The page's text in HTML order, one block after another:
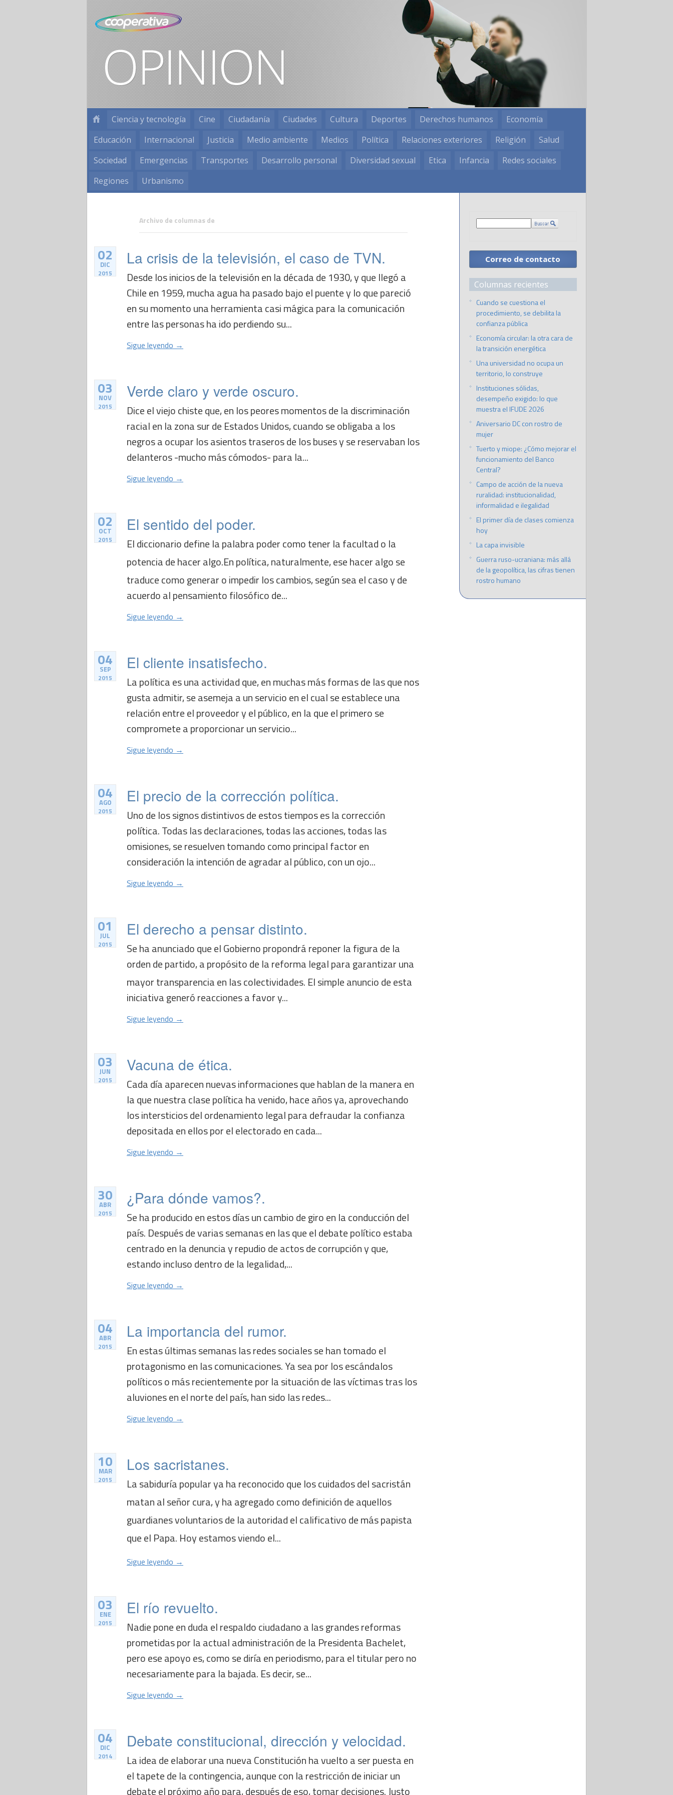
Ciencia y tecnología Cine Ciudadanía Ciudades Cultura Deportes Derechos humanos
Economía
Educación
Internacional Justicia Medio ambiente Medios Política Relaciones exteriores Religión
Salud
Sociedad
Emergencias Transportes Desarrollo personal Diversidad sexual Etica Infancia
Redes sociales
Regiones
Urbanismo
Archivo de columnas de
02
DIC
2015
La crisis de la televisión, el caso de TVN.
Desde los inicios de la televisión en la década de 1930, y que llegó a
Chile en 1959, mucha agua ha pasado bajo el puente y lo que pareció
en su momento una herramienta casi mágica para la comunicación
entre las personas ha ido perdiendo su...
Sigue leyendo →
03
NOV
2015
Verde claro y verde oscuro.
Dice el viejo chiste que, en los peores momentos de la discriminación
racial en la zona sur de Estados Unidos, cuando se obligaba a los
negros a ocupar los asientos traseros de los buses y se reservaban los
delanteros -mucho más cómodos- para la...
Sigue leyendo →
02
OCT
2015
El sentido del poder.
El diccionario define la palabra poder como tener la facultad o la
potencia de hacer algo.En política, naturalmente, ese hacer algo se
traduce como generar o impedir los cambios, según sea el caso y de
acuerdo al pensamiento filosófico de...
Sigue leyendo →
04
SEP
2015
El cliente insatisfecho.
La política es una actividad que, en muchas más formas de las que nos
gusta admitir, se asemeja a un servicio en el cual se establece una
relación entre el proveedor y el público, en la que el primero se
compromete a proporcionar un servicio...
Sigue leyendo →
04
AGO
2015
El precio de la corrección política.
Uno de los signos distintivos de estos tiempos es la corrección
política. Todas las declaraciones, todas las acciones, todas las
omisiones, se resuelven tomando como principal factor en
consideración la intención de agradar al público, con un ojo...
Sigue leyendo →
01
JUL
2015
El derecho a pensar distinto.
Se ha anunciado que el Gobierno propondrá reponer la figura de la
orden de partido, a propósito de la reforma legal para garantizar una
mayor transparencia en las colectividades. El simple anuncio de esta
iniciativa generó reacciones a favor y...
Sigue leyendo →
03
JUN
2015
Vacuna de ética.
Cada día aparecen nuevas informaciones que hablan de la manera en
la que nuestra clase política ha venido, hace años ya, aprovechando
los intersticios del ordenamiento legal para defraudar la confianza
depositada en ellos por el electorado en cada...
Sigue leyendo →
30
ABR
2015
¿Para dónde vamos?.
Se ha producido en estos días un cambio de giro en la conducción del
país. Después de varias semanas en las que el debate político estaba
centrado en la denuncia y repudio de actos de corrupción y que,
estando incluso dentro de la legalidad,...
Sigue leyendo →
04
ABR
2015
La importancia del rumor.
En estas últimas semanas las redes sociales se han tomado el
protagonismo en las comunicaciones. Ya sea por los escándalos
políticos o más recientemente por la situación de las víctimas tras los
aluviones en el norte del país, han sido las redes...
Sigue leyendo →
10
MAR
2015
Los sacristanes.
La sabiduría popular ya ha reconocido que los cuidados del sacristán
matan al señor cura, y ha agregado como definición de aquellos
guardianes voluntarios de la autoridad el calificativo de más papista
que el Papa. Hoy estamos viendo el...
Sigue leyendo →
03
ENE
2015
El río revuelto.
Nadie pone en duda el respaldo ciudadano a las grandes reformas
prometidas por la actual administración de la Presidenta Bachelet,
pero ese apoyo es, como se diría en periodismo, para el titular pero no
necesariamente para la bajada. Es decir, se...
Sigue leyendo →
04
DIC
2014
Debate constitucional, dirección y velocidad.
La idea de elaborar una nueva Constitución ha vuelto a ser puesta en
el tapete de la contingencia, aunque con la restricción de iniciar un
debate el próximo año para, después de eso, tomar decisiones. Justo
Correo de contacto
Columnas recientes
Cuando se cuestiona el
procedimiento, se debilita la
confianza pública
Economía circular: la otra cara de
la transición energética
Una universidad no ocupa un
territorio, lo construye
Instituciones sólidas,
desempeño exigido: lo que
muestra el IFUDE 2026
Aniversario DC con rostro de
mujer
Tuerto y miope: ¿Cómo mejorar el
funcionamiento del Banco
Central?
Campo de acción de la nueva
ruralidad: institucionalidad,
informalidad e ilegalidad
El primer día de clases comienza
hoy
La capa invisible
Guerra ruso-ucraniana: más allá
de la geopolítica, las cifras tienen
rostro humano